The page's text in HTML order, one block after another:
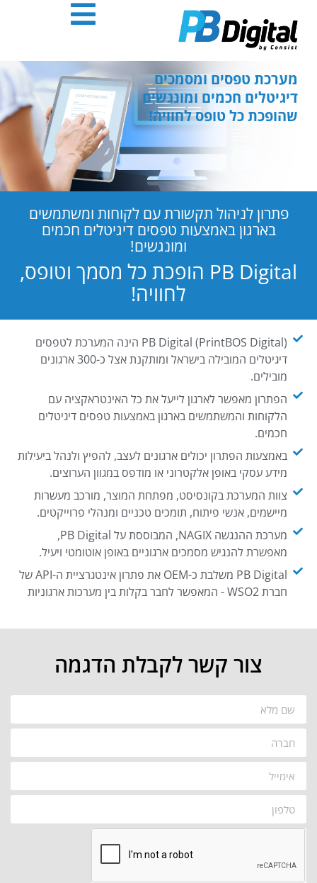
אנטר
מערכת טפסים ומסמכים
דיגיטלים חכמים ומונגשים
שהופכת כל טופס לחוויה!
פתרון לניהול תקשורת עם לקוחות ומשתמשים
בארגון באמצעות טפסים דיגיטלים חכמים
ומונגשים!
PB Digital הופכת כל מסמך וטופס,
לחוויה!
PB Digital (PrintBOS Digital) הינה המערכת לטפסים
דיגיטלים המובילה בישראל ומותקנת אצל כ-300 ארגונים
מובילים.
הפתרון מאפשר לארגון לייעל את כל האינטראקציה עם
הלקוחות והמשתמשים בארגון באמצעות טפסים דיגיטלים
חכמים.
באמצעות הפתרון יכולים ארגונים לעצב, להפיץ ולנהל ביעילות
מידע עסקי באופן אלקטרוני או מודפס במגוון הערוצים.
צוות המערכת בקונסיסט, מפתחת המוצר, מורכב מעשרות
מיישמים, אנשי פיתוח, תומכים טכניים ומנהלי פרוייקטים.
מערכת ההנגשה NAGIX, המבוססת על PB Digital,
מאפשרת להנגיש מסמכים ארגוניים באופן אוטומטי ויעיל.
PB Digital משלבת כ-OEM את פתרון אינטגרציית ה-API של
חברת WSO2 - המאפשר לחבר בקלות בין מערכות ארגוניות
צור קשר לקבלת הדגמה